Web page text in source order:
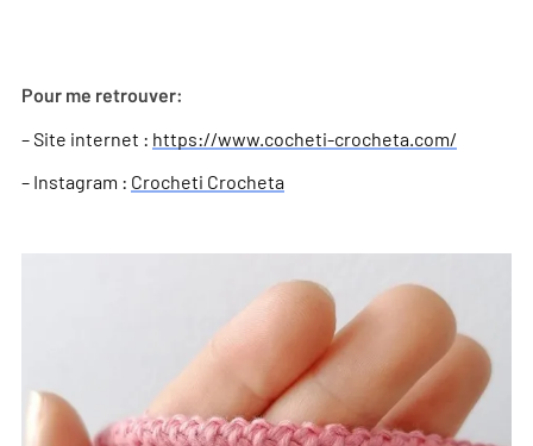
Pour me retrouver:
– Site internet : https://www.cocheti-crocheta.com/
– Instagram : Crocheti Crocheta